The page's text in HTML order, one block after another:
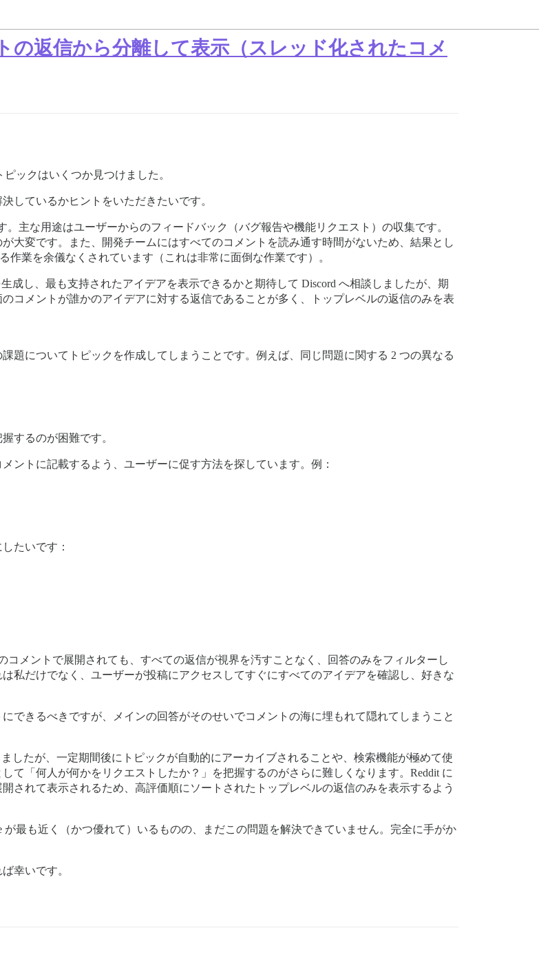
の返信から分離して表示（スレッド化されたコメ
ックはいくつか見つけました。
しているかヒントをいただきたいです。
。主な用途はユーザーからのフィードバック（バグ報告や機能リクエスト）の収集です。
大変です。また、開発チームにはすべてのコメントを読み通す時間がないため、結果とし
業を余儀なくされています（これは非常に面倒な作業です）。
成し、最も支持されたアイデアを表示できるかと期待して Discord へ相談しましたが、期
コメントが誰かのアイデアに対する返信であることが多く、トップレベルの返信のみを表
題についてトピックを作成してしまうことです。例えば、同じ問題に関する 2 つの異なる
するのが困難です。
ントに記載するよう、ユーザーに促す方法を探しています。例：
たいです：
コメントで展開されても、すべての返信が視界を汚すことなく、回答のみをフィルターし
私だけでなく、ユーザーが投稿にアクセスしてすぐにすべてのアイデアを確認し、好きな
できるべきですが、メインの回答がそのせいでコメントの海に埋もれて隠れてしまうこと
したが、一定期間後にトピックが自動的にアーカイブされることや、検索機能が極めて使
て「何人が何かをリクエストしたか？」を把握するのがさらに難しくなります。Reddit に
されて表示されるため、高評価順にソートされたトップレベルの返信のみを表示するよう
最も近く（かつ優れて）いるものの、まだこの問題を解決できていません。完全に手がか
幸いです。